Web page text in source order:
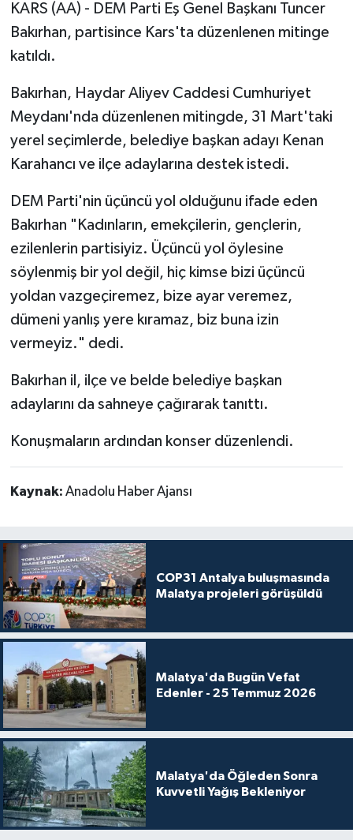
KARS (AA) - DEM Parti Eş Genel Başkanı Tuncer
Bakırhan, partisince Kars'ta düzenlenen mitinge
katıldı.
Bakırhan, Haydar Aliyev Caddesi Cumhuriyet
Meydanı'nda düzenlenen mitingde, 31 Mart'taki
yerel seçimlerde, belediye başkan adayı Kenan
Karahancı ve ilçe adaylarına destek istedi.
DEM Parti'nin üçüncü yol olduğunu ifade eden
Bakırhan "Kadınların, emekçilerin, gençlerin,
ezilenlerin partisiyiz. Üçüncü yol öylesine
söylenmiş bir yol değil, hiç kimse bizi üçüncü
yoldan vazgeçiremez, bize ayar veremez,
dümeni yanlış yere kıramaz, biz buna izin
vermeyiz." dedi.
Bakırhan il, ilçe ve belde belediye başkan
adaylarını da sahneye çağırarak tanıttı.
Konuşmaların ardından konser düzenlendi.
Kaynak: Anadolu Haber Ajansı
COP31 Antalya buluşmasında
Malatya projeleri görüşüldü
Malatya'da Bugün Vefat
Edenler - 25 Temmuz 2026
Malatya'da Öğleden Sonra
Kuvvetli Yağış Bekleniyor
Sağlık
Teknoloji
Yaşam